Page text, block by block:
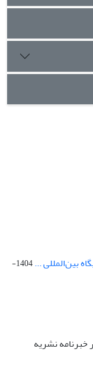
بین‌المللی ...
1404-
خبرنامه نشریه